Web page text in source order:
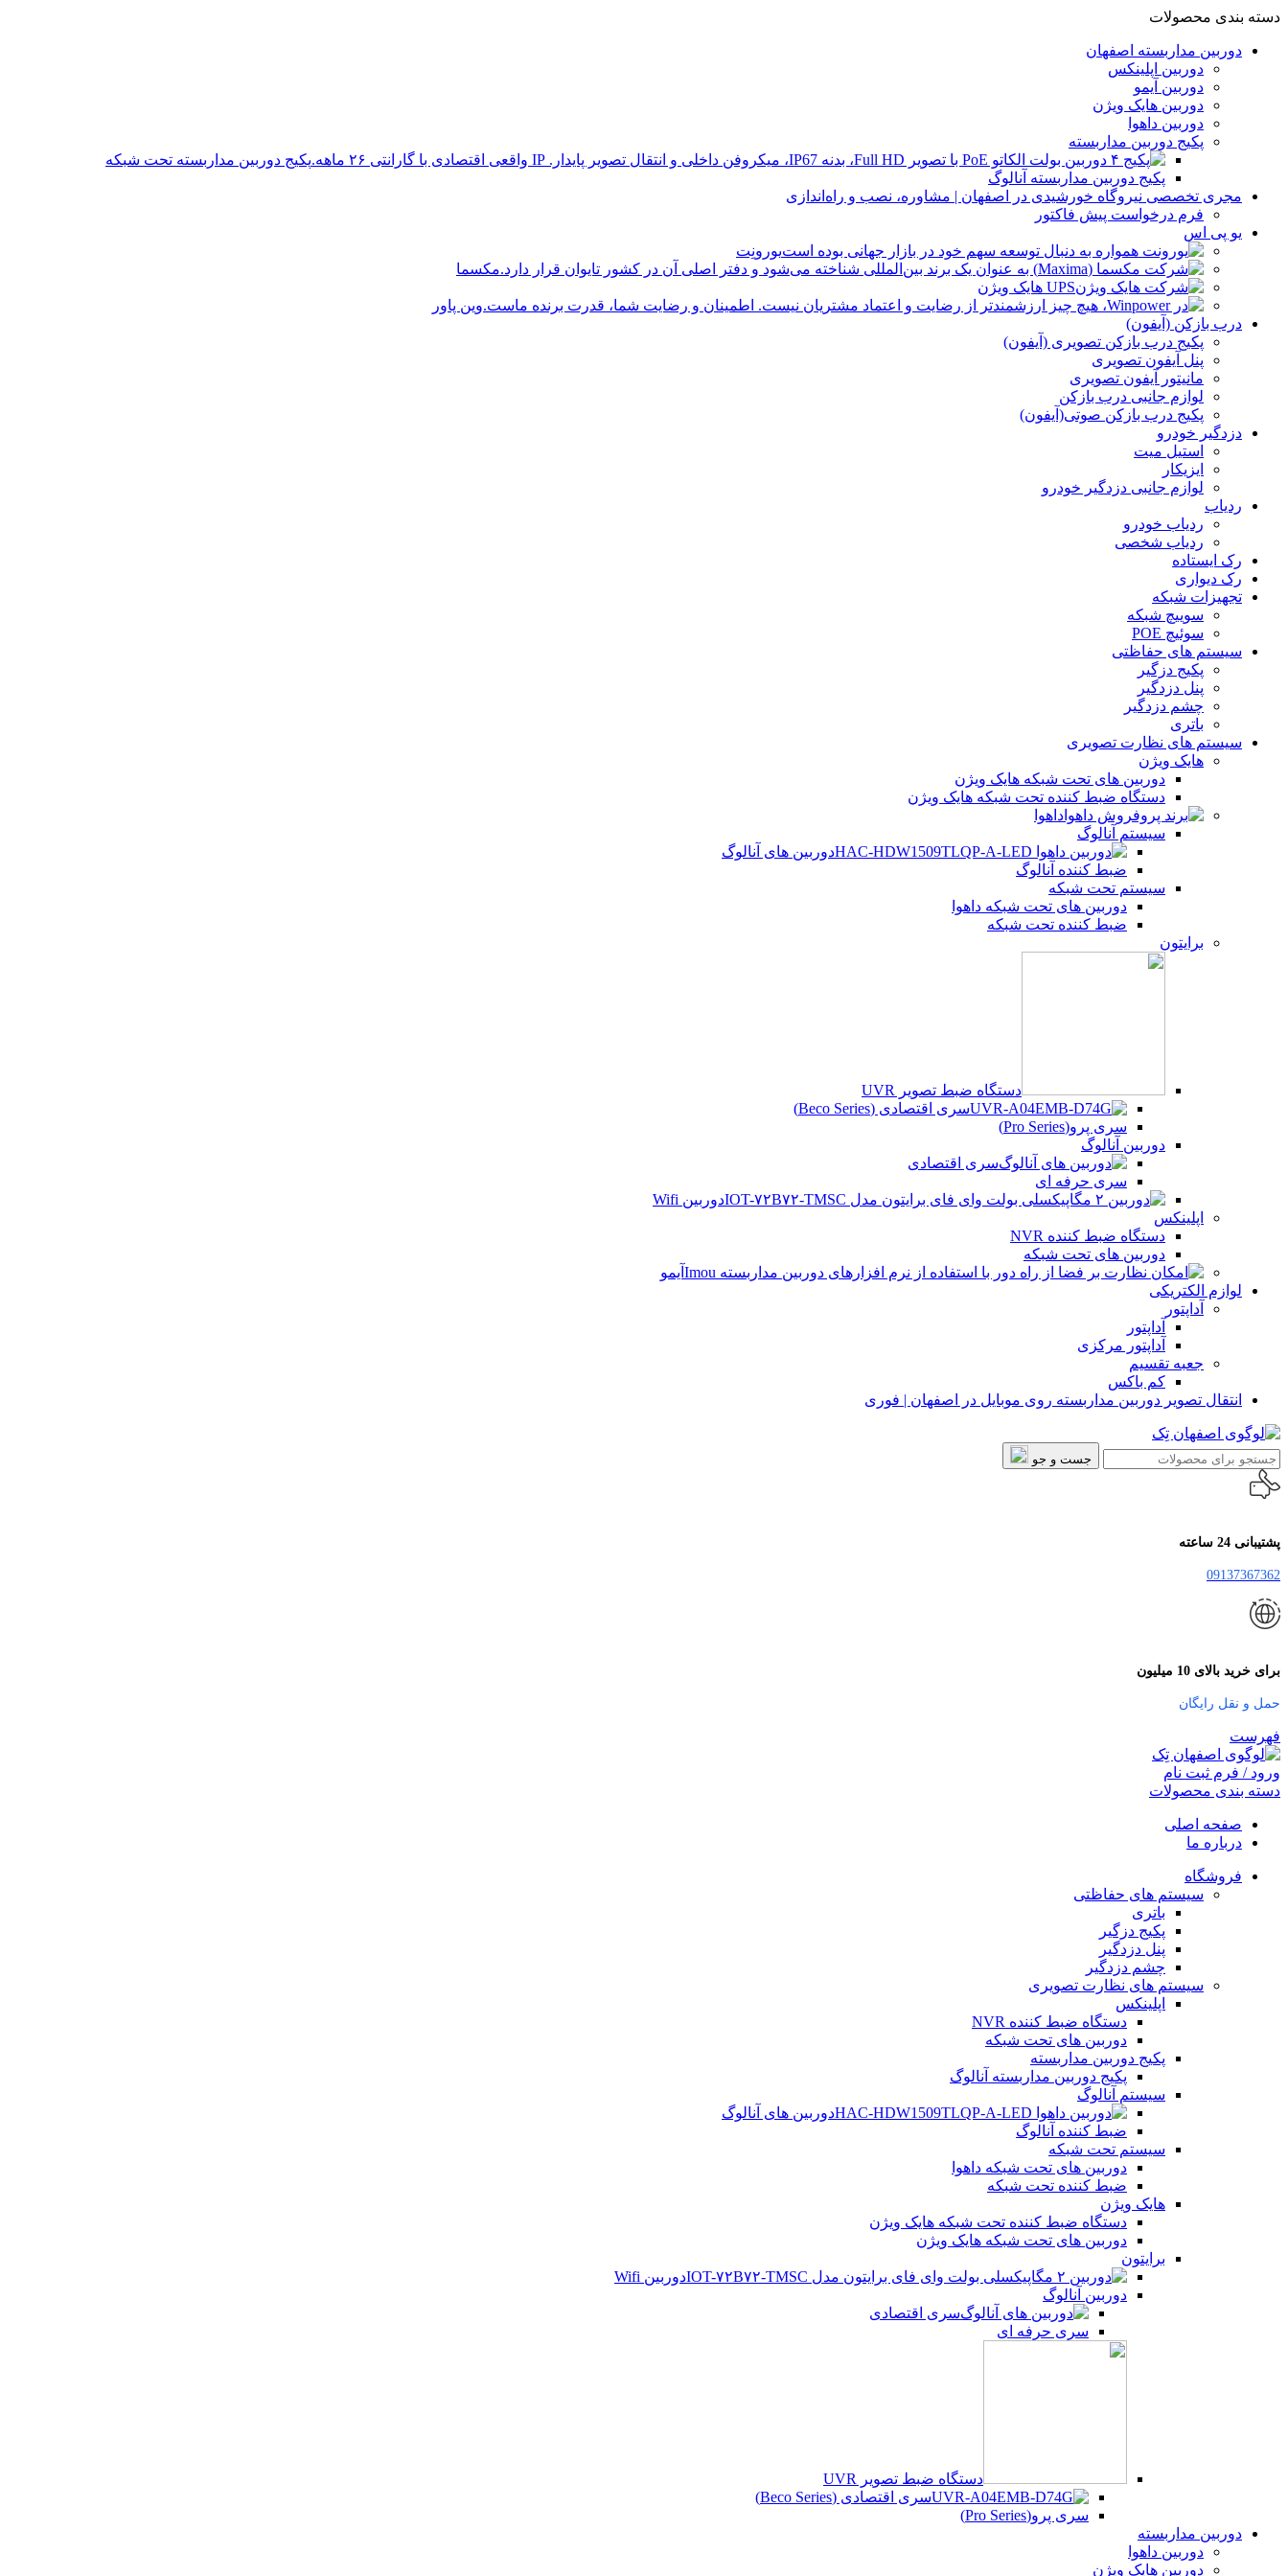
دسته بندی محصولات
دوربین مداربسته اصفهان
دوربین اپلینکس
دوربین آیمو
دوربین هایک ویژن
دوربین داهوا
پکیج دوربین مداربسته
پکیج دوربین مداربسته تحت شبکه
پکیج دوربین مداربسته آنالوگ
مجری تخصصی نیروگاه خورشیدی در اصفهان | مشاوره، نصب و راه‌اندازی
فرم درخواست پیش فاکتور
یو پی اس
یورونِت
مکسما
UPS هایک ویژن
وین پاور
درب بازکن (آیفون)
پکیج درب بازکن تصویری (آیفون)
پنل آیفون تصویری
مانیتور آیفون تصویری
لوازم جانبی درب بازکن
پکیج درب بازکن صوتی(آیفون)
دزدگیر خودرو
استیل میت
ایزیکار
لوازم جانبی دزدگیر خودرو
ردیاب
ردیاب خودرو
ردیاب شخصی
رک ایستاده
رک دیواری
تجهیزات شبکه
سوییچ شبکه
سوئیچ POE
سیستم های حفاظتی
پکیج دزگیر
پنل دزدگیر
چشم دزدگیر
باتری
سیستم های نظارت تصویری
هایک ویژن
دوربین های تحت شبکه هایک ویژن
دستگاه ضبط کننده تحت شبکه هایک ویژن
داهوا
سیستم آنالوگ
دوربین های آنالوگ
ضبط کننده آنالوگ
سیستم تحت شبکه
دوربین های تحت شبکه داهوا
ضبط کننده تحت شبکه
برایتون
دستگاه ضبط تصویر UVR
سری اقتصادی (Beco Series)
سری پرو(Pro Series)
دوربین آنالوگ
سری اقتصادی
سری حرفه ای
دوربین Wifi
اپلینکس
دستگاه ضبط کننده NVR
دوربین های تحت شبکه
آیمو
لوازم الکتریکی
آداپتور
آداپتور
آداپتور مرکزی
جعبه تقسیم
کم باکس
انتقال تصویر دوربین مداربسته روی موبایل در اصفهان | فوری
جست و جو
پشتیبانی 24 ساعته
09137367362
برای خرید بالای 10 میلیون
حمل و نقل رایگان
فهرست
ورود / فرم ثبت نام
دسته بندی محصولات
صفحه اصلی
درباره ما
فروشگاه
سیستم های حفاظتی
باتری
پکیج دزگیر
پنل دزدگیر
چشم دزدگیر
سیستم های نظارت تصویری
اپلینکس
دستگاه ضبط کننده NVR
دوربین های تحت شبکه
پکیج دوربین مداربسته
پکیج دوربین مداربسته آنالوگ
سیستم آنالوگ
دوربین های آنالوگ
ضبط کننده آنالوگ
سیستم تحت شبکه
دوربین های تحت شبکه داهوا
ضبط کننده تحت شبکه
هایک ویژن
دستگاه ضبط کننده تحت شبکه هایک ویژن
دوربین های تحت شبکه هایک ویژن
برایتون
دوربین Wifi
دوربین آنالوگ
سری اقتصادی
سری حرفه ای
دستگاه ضبط تصویر UVR
سری اقتصادی (Beco Series)
سری پرو(Pro Series)
دوربین مداربسته
دوربین داهوا
دوربین هایک ویژن